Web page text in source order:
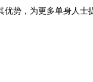
优势，为更多单身人士